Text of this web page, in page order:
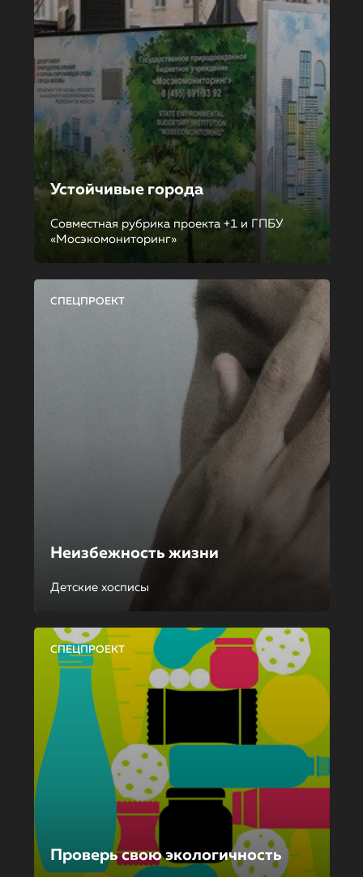
Устойчивые города
Совместная рубрика проекта +1 и ГПБУ
«Мосэкомониторинг»
СПЕЦПРОЕКТ
Неизбежность жизни
Детские хосписы
СПЕЦПРОЕКТ
Проверь свою экологичность